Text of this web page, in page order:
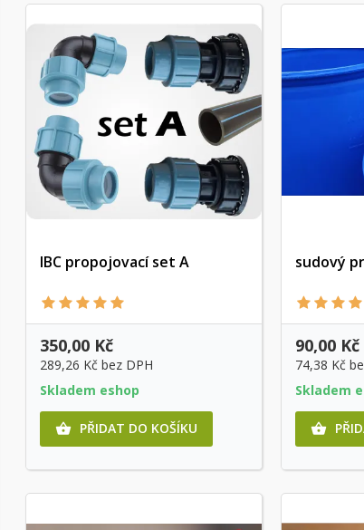
IBC propojovací set A
350,00 Kč
289,26 Kč bez DPH
Skladem eshop
 PŘIDAT DO KOŠÍKU
sudový
90,00 Kč
74,38 Kč
Skladem
